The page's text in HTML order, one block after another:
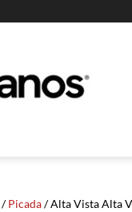
/Picada/ Alta Vista Alta